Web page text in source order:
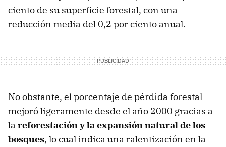
ciento de su superficie forestal, con una
reducción media del 0,2 por ciento anual.
No obstante, el porcentaje de pérdida forestal
mejoró ligeramente desde el año 2000 gracias a
la reforestación y la expansión natural de los
bosques, lo cual indica una ralentización en la